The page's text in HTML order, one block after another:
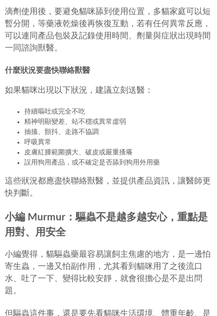
滴劑使用後，要避免貓咪舔到使用位置，多貓家庭可以短
暫分開，等藥液乾燥後再恢復互動，若有任何異常反應，
可以連同產品包裝及記錄使用時間、劑量與症狀出現時間
一同諮詢獸醫。
什麼狀況要盡快聯絡獸醫
如果貓咪出現以下狀況，建議立刻送醫：
持續嘔吐或完全不吃
精神明顯變差、站不穩或異常虛弱
抽搐、顫抖、走路不協調
呼吸異常
皮膚紅腫範圍擴大、破皮或嚴重搔癢
誤用狗用產品，或不確定是否舔到狗用外用藥
這些狀況都應盡快聯絡獸醫，並提供產品資訊，讓醫師更
快判斷。
小編 Murmur：驅蟲不是越多越安心，重點是
用對、用安全
小編覺得，貓驅蟲藥最容易讓飼主焦慮的地方，是一邊怕
寄生蟲，一邊又怕副作用，尤其看到貓咪用了之後流口
水、吐了一下、變得比較安靜，就會很擔心是不是出問
題。
但驅蟲這件事，還是要先看貓咪生活環境、體重年齡、是